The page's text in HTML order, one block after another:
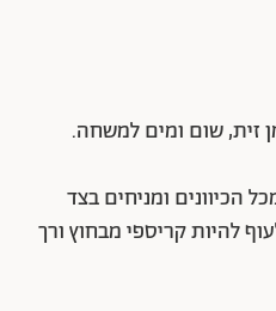
הכיוונים ומניחים בצד
להיות קריספי מבחוץ ורך